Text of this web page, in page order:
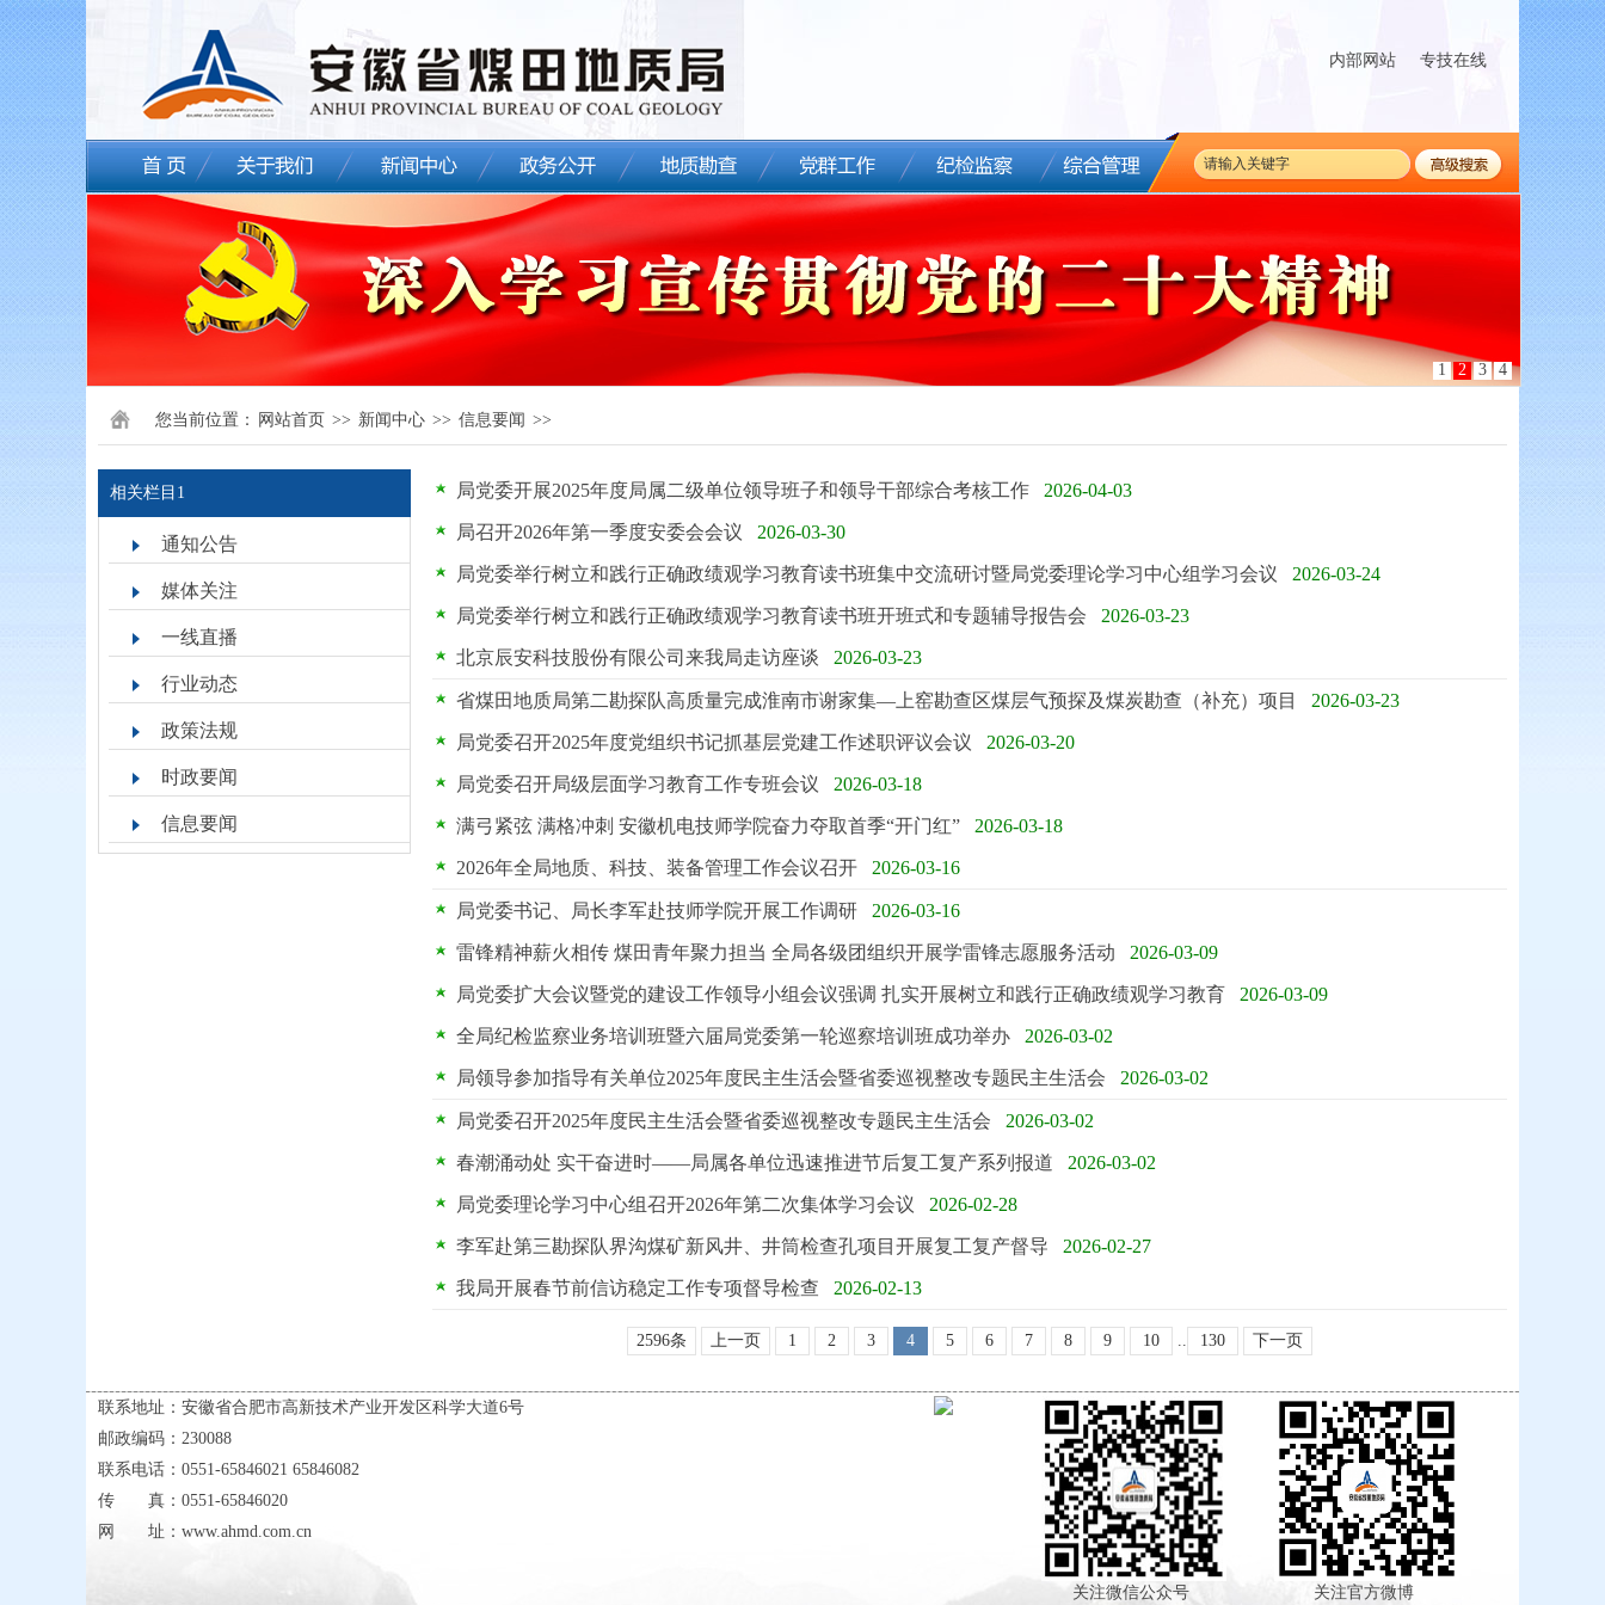
内部网站 专技在线
1 2 3 4
您当前位置： 网站首页 >> 新闻中心 >> 信息要闻 >>
相关栏目1
通知公告
媒体关注
一线直播
行业动态
政策法规
时政要闻
信息要闻
局党委开展2025年度局属二级单位领导班子和领导干部综合考核工作 2026-04-03
局召开2026年第一季度安委会会议 2026-03-30
局党委举行树立和践行正确政绩观学习教育读书班集中交流研讨暨局党委理论学习中心组学习会议 2026-03-24
局党委举行树立和践行正确政绩观学习教育读书班开班式和专题辅导报告会 2026-03-23
北京辰安科技股份有限公司来我局走访座谈 2026-03-23
省煤田地质局第二勘探队高质量完成淮南市谢家集—上窑勘查区煤层气预探及煤炭勘查（补充）项目 2026-03-23
局党委召开2025年度党组织书记抓基层党建工作述职评议会议 2026-03-20
局党委召开局级层面学习教育工作专班会议 2026-03-18
满弓紧弦 满格冲刺 安徽机电技师学院奋力夺取首季“开门红” 2026-03-18
2026年全局地质、科技、装备管理工作会议召开 2026-03-16
局党委书记、局长李军赴技师学院开展工作调研 2026-03-16
雷锋精神薪火相传 煤田青年聚力担当 全局各级团组织开展学雷锋志愿服务活动 2026-03-09
局党委扩大会议暨党的建设工作领导小组会议强调 扎实开展树立和践行正确政绩观学习教育 2026-03-09
全局纪检监察业务培训班暨六届局党委第一轮巡察培训班成功举办 2026-03-02
局领导参加指导有关单位2025年度民主生活会暨省委巡视整改专题民主生活会 2026-03-02
局党委召开2025年度民主生活会暨省委巡视整改专题民主生活会 2026-03-02
春潮涌动处 实干奋进时——局属各单位迅速推进节后复工复产系列报道 2026-03-02
局党委理论学习中心组召开2026年第二次集体学习会议 2026-02-28
李军赴第三勘探队界沟煤矿新风井、井筒检查孔项目开展复工复产督导 2026-02-27
我局开展春节前信访稳定工作专项督导检查 2026-02-13
2596条 上一页 1 2 3 4 5 6 7 8 9 10 .. 130 下一页
联系地址：安徽省合肥市高新技术产业开发区科学大道6号
邮政编码：230088
联系电话：0551-65846021 65846082
传 真：0551-65846020
网 址：www.ahmd.com.cn
关注官方微博
关注微信公众号